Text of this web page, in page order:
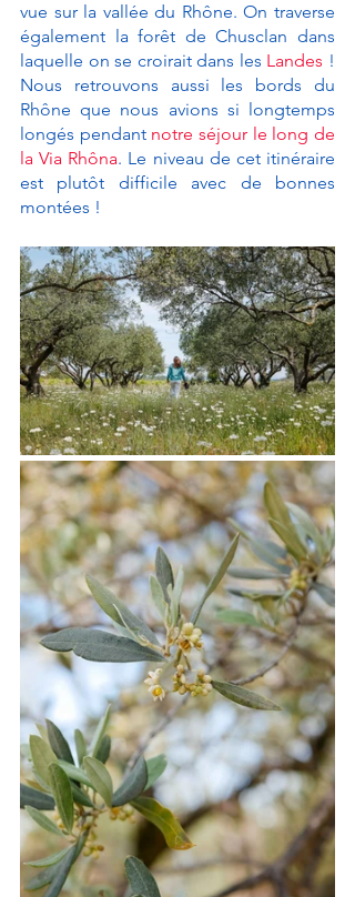
vue sur la vallée du Rhône. On traverse
également la forêt de Chusclan dans
laquelle on se croirait dans les Landes !
Nous retrouvons aussi les bords du
Rhône que nous avions si longtemps
longés pendant notre séjour le long de
la Via Rhôna. Le niveau de cet itinéraire
est plutôt difficile avec de bonnes
montées !